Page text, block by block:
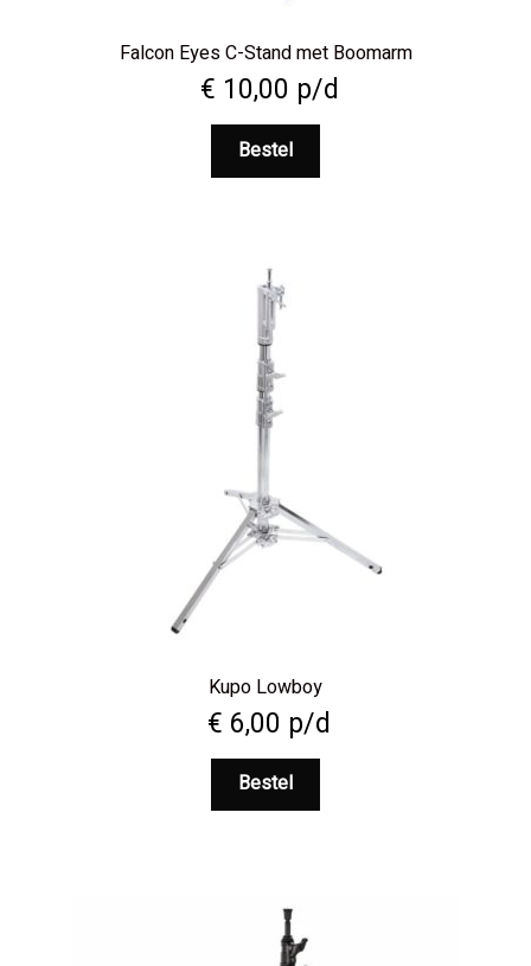
Falcon Eyes C-Stand met Boomarm
€ 10,00 p/d
Bestel
Kupo Lowboy
€ 6,00 p/d
Bestel